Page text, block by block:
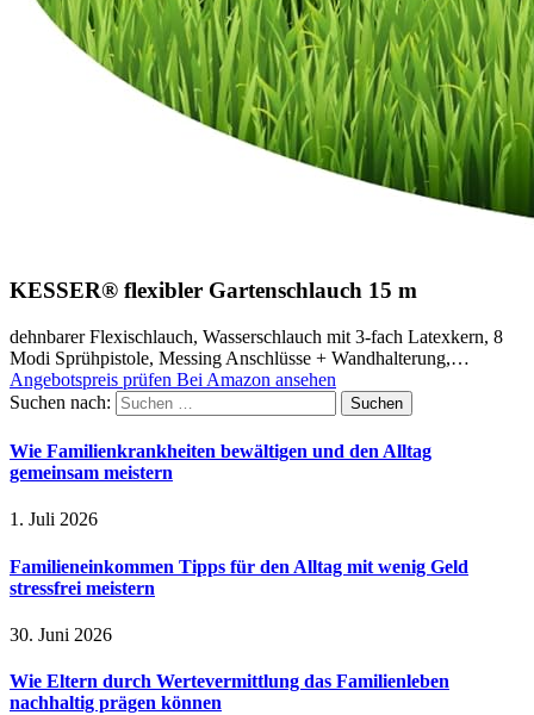
KESSER® flexibler Gartenschlauch 15 m
dehnbarer Flexischlauch, Wasserschlauch mit 3-fach Latexkern, 8
Modi Sprühpistole, Messing Anschlüsse + Wandhalterung,…
Angebotspreis prüfen Bei Amazon ansehen
Suchen nach:
Wie Familienkrankheiten bewältigen und den Alltag
gemeinsam meistern
1. Juli 2026
Familieneinkommen Tipps für den Alltag mit wenig Geld
stressfrei meistern
30. Juni 2026
Wie Eltern durch Wertevermittlung das Familienleben
nachhaltig prägen können